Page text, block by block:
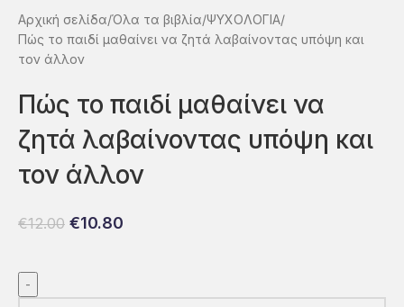
Αρχική σελίδα Όλα τα βιβλία ΨΥΧΟΛΟΓΙΑ
Πώς το παιδί μαθαίνει να ζητά λαβαίνοντας υπόψη και
τον άλλον
Πώς το παιδί μαθαίνει να
ζητά λαβαίνοντας υπόψη και
τον άλλον
€12.00 €10.80